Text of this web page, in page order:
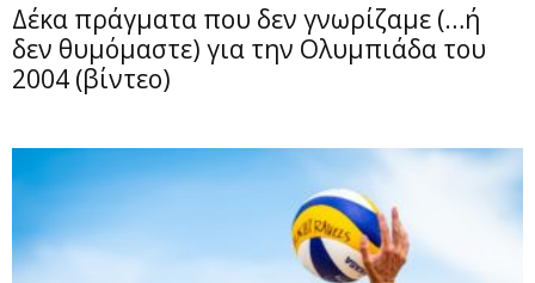
Δέκα πράγματα που δεν γνωρίζαμε (…ή
δεν θυμόμαστε) για την Ολυμπιάδα του
2004 (βίντεο)